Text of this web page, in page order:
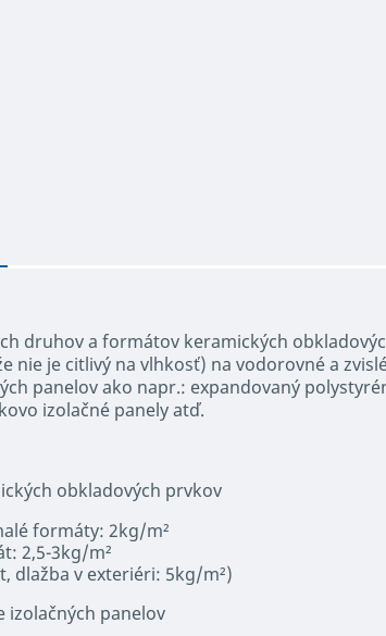
druhov a formátov keramických
nie je citlivý na vlhkosť) na vodorovné a
panelov ako napr.: expandovaný
izolačné panely atď.
obkladových prvkov
formáty: 2kg/m²
2,5-3kg/m²
dlažba v exteriéri: 5kg/m²)
izolačných panelov